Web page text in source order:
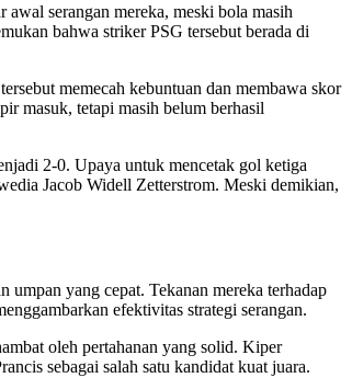
serangan mereka, meski bola masih
bahwa striker PSG tersebut berada di
memecah kebuntuan dan membawa skor
masuk, tetapi masih belum berhasil
2-0. Upaya untuk mencetak gol ketiga
Jacob Widell Zetterstrom. Meski demikian,
umpan yang cepat. Tekanan mereka terhadap
efektivitas strategi serangan.
oleh pertahanan yang solid. Kiper
sebagai salah satu kandidat kuat juara.